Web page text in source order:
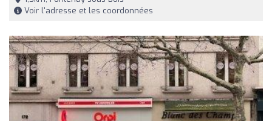
Voir l'adresse et les coordonnées